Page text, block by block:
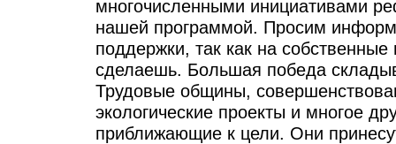
многочисленными инициативами
нашей программой. Просим
поддержки, так как на
сделаешь. Большая победа
Трудовые общины,
экологические проекты и многое
приближающие к цели. Они